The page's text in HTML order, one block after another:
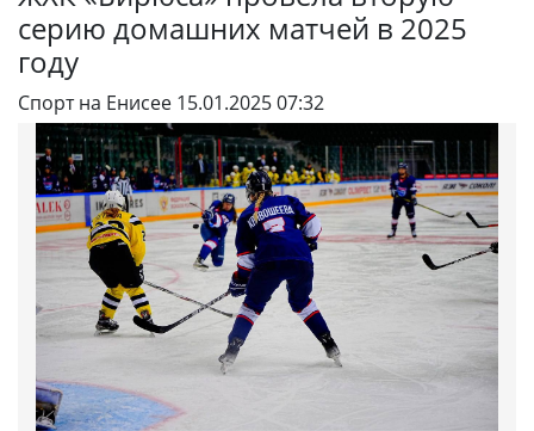
серию домашних матчей в 2025
году
Спорт на Енисее 15.01.2025 07:32